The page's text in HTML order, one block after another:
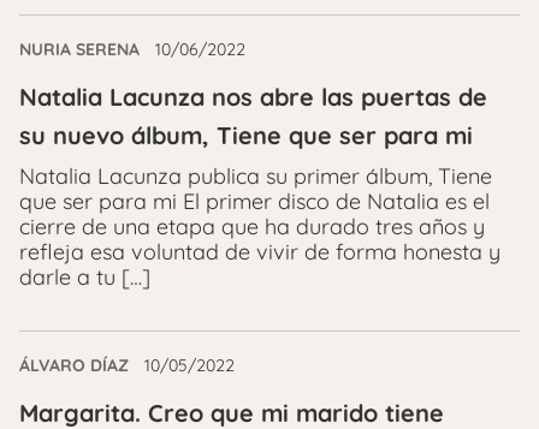
NURIA SERENA 10/06/2022
Natalia Lacunza nos abre las puertas de
su nuevo álbum, Tiene que ser para mi
Natalia Lacunza publica su primer álbum, Tiene
que ser para mi El primer disco de Natalia es el
cierre de una etapa que ha durado tres años y
refleja esa voluntad de vivir de forma honesta y
darle a tu […]
ÁLVARO DÍAZ 10/05/2022
Margarita. Creo que mi marido tiene